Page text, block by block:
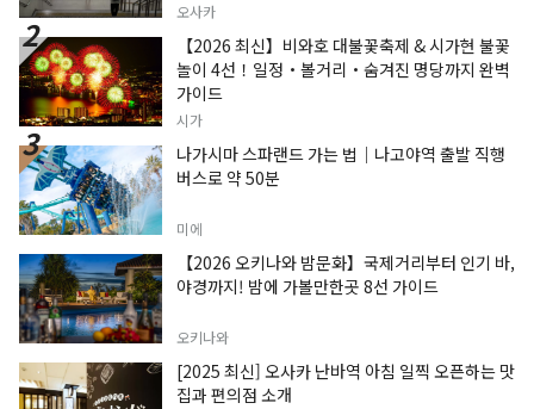
오사카
【2026 최신】비와호 대불꽃축제 & 시가현 불꽃
놀이 4선！일정・볼거리・숨겨진 명당까지 완벽
가이드
시가
나가시마 스파랜드 가는 법｜나고야역 출발 직행
버스로 약 50분
미에
【2026 오키나와 밤문화】국제거리부터 인기 바,
야경까지! 밤에 가볼만한곳 8선 가이드
오키나와
[2025 최신] 오사카 난바역 아침 일찍 오픈하는 맛
집과 편의점 소개